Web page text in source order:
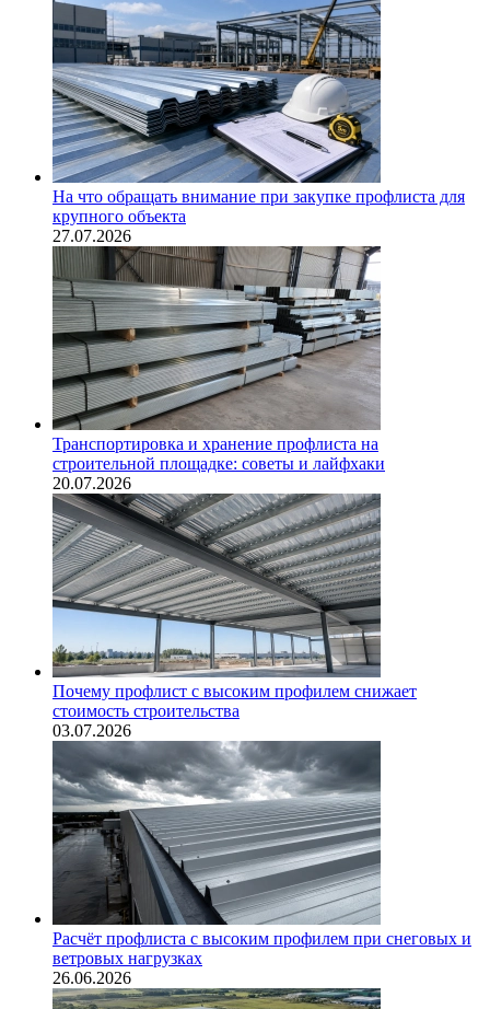
На что обращать внимание при закупке профлиста для
крупного объекта
27.07.2026
Транспортировка и хранение профлиста на
строительной площадке: советы и лайфхаки
20.07.2026
Почему профлист с высоким профилем снижает
стоимость строительства
03.07.2026
Расчёт профлиста с высоким профилем при снеговых и
ветровых нагрузках
26.06.2026